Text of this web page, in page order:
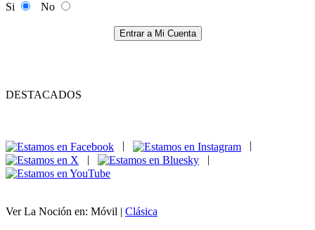
Si
No
Entrar a Mi Cuenta
DESTACADOS
|
|
Ver La Noción en: Móvil | Clásica